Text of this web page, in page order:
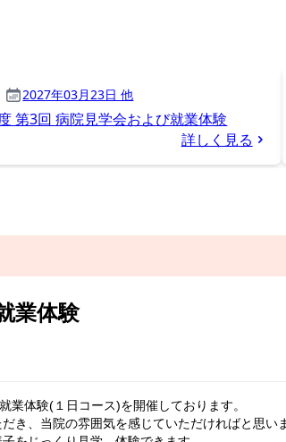
業体験
業体験(１日コース)を開催しております。
き、当院の雰囲気を感じていただければと思い